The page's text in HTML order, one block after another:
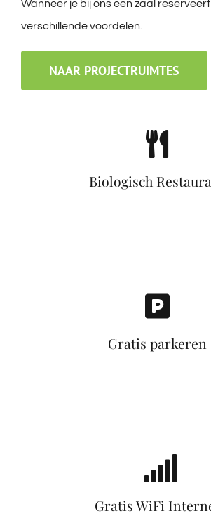
Wanneer je bij ons een zaal reserveert
verschillende voordelen.
NAAR PROJECTRUIMTES
Biologisch
Gratis parkeren
Gratis WiFi